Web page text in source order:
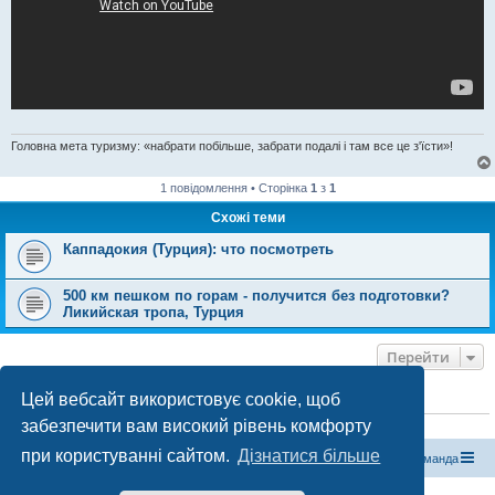
Цей вебсайт використовує cookie, щоб
забезпечити вам високий рівень комфорту
при користуванні сайтом. Дізнатися більше
Головна мета туризму: «набрати побільше, забрати подалі і там все це з'їсти»!
1 повідомлення • Сторінка 1 з 1
Схожі теми
Каппадокия (Турция): что посмотреть
500 км пешком по горам - получится без подготовки?
Ликийская тропа, Турция
Перейти
ХТО ЗАРАЗ ОНЛАЙН
Зараз переглядають цей форум:ClaudeBot [бот ШІ]і 0 гостей
Магазин спорядження Туристичний форум «Рюкзак» Команда